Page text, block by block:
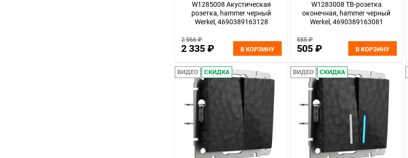
W1285008 Акустическая
розетка, hammer черный
Werkel, 4690389163128
2 566 ₽
2 335 ₽ В КОРЗИНУ
W1283008 ТВ-розетка
оконечная, hammer черный
Werkel, 4690389163081
555 ₽
505 ₽ В КОРЗИНУ
ВИДЕО СКИДКА ВИДЕО СКИДКА